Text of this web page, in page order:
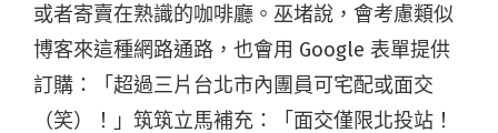
或者寄賣在熟識的咖啡廳。巫堵說，會考慮類似
博客來這種網路通路，也會用 Google 表單提供
訂購：「超過三片台北市內團員可宅配或面交
（笑）！」筑筑立馬補充：「面交僅限北投站！